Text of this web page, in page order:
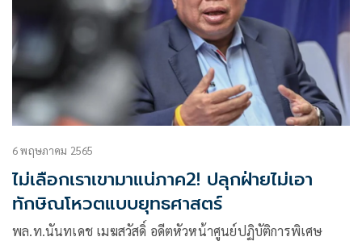
6 พฤษภาคม 2565
ไม่เลือกเราเขามาแน่ภาค2! ปลุกฝ่ายไม่เอา
ทักษิณโหวตแบบยุทธศาสตร์
พล.ท.นันทเดช เมฆสวัสดิ์ อดีตหัวหน้าศูนย์ปฏิบัติการพิเศษ